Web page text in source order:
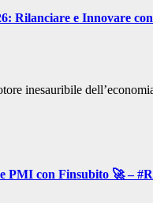
e Innovare
inesauribile
con Finsubito 🚀 –